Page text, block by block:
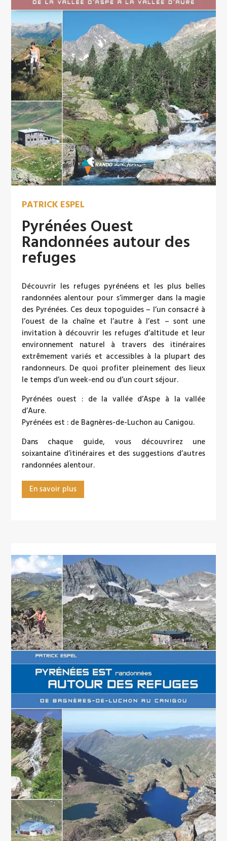
PATRICK ESPEL
Pyrénées Ouest
Randonnées autour des
refuges
Découvrir les refuges pyrénéens et les plus belles
randonnées alentour pour s’immerger dans la magie
des Pyrénées. Ces deux topoguides – l’un consacré à
l’ouest de la chaîne et l’autre à l’est – sont une
invitation à découvrir les refuges d’altitude et leur
environnement naturel à travers des itinéraires
extrêmement variés et accessibles à la plupart des
randonneurs. De quoi profiter pleinement des lieux
le temps d’un week-end ou d’un court séjour.
Pyrénées ouest : de la vallée d’Aspe à la vallée
d’Aure.
Pyrénées est : de Bagnères-de-Luchon au Canigou.
Dans chaque guide, vous découvrirez une
soixantaine d’itinéraires et des suggestions d’autres
randonnées alentour.
En savoir plus